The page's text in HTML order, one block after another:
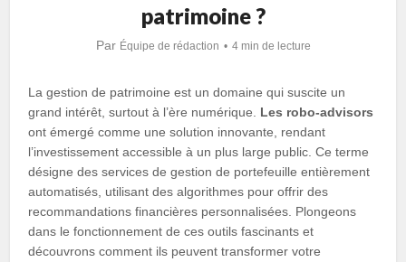
patrimoine ?
Par Équipe de rédaction 4 min de lecture
La gestion de patrimoine est un domaine qui suscite un
grand intérêt, surtout à l’ère numérique. Les robo-advisors
ont émergé comme une solution innovante, rendant
l’investissement accessible à un plus large public. Ce terme
désigne des services de gestion de portefeuille entièrement
automatisés, utilisant des algorithmes pour offrir des
recommandations financières personnalisées. Plongeons
dans le fonctionnement de ces outils fascinants et
découvrons comment ils peuvent transformer votre